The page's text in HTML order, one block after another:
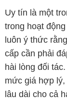
Uy tín là một
trong hoạt
luôn ý thức
cấp cần phải
hài lòng đối
mức giá hợp
lâu dài cho cả